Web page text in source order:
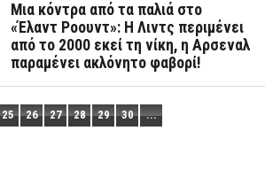
Μια κόντρα από τα παλιά στο
«Έλαντ Ροουντ»: Η Λιντς περιμένει
από το 2000 εκεί τη νίκη, η Αρσεναλ
παραμένει ακλόνητο φαβορί!
25 26 27 28 29 30 ...